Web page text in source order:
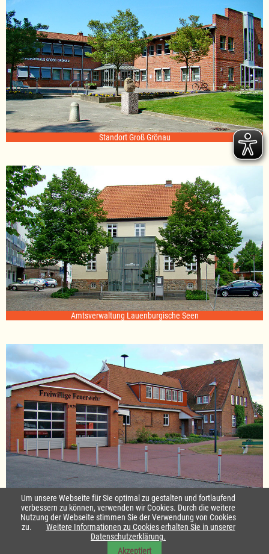
Standort Groß Grönau
Amtsverwaltung Lauenburgische Seen
Standort Sterley
Startseite|Kontakt
Impressum & Datenschutz|Barrierefreiheit
|Sitemap in Leichte Sprache
Um unsere Webseite für Sie optimal zu gestalten und fortlaufend
verbessern zu können, verwenden wir Cookies. Durch die weitere
Nutzung der Webseite stimmen Sie der Verwendung von Cookies
zu.
Weitere Informationen zu Cookies erhalten Sie in unserer
Datenschutzerklärung.
Akzeptiert